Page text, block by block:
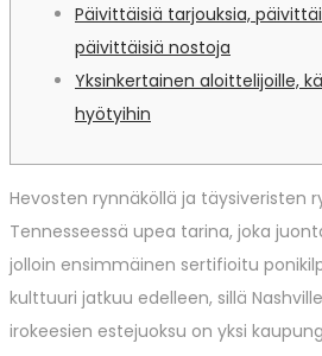
Päivittäisiä tarjouksia,
päivittäisiä nostoja
Yksinkertainen aloittelijoille,
hyötyihin
Hevosten rynnäköllä ja täysiveristen
Tennesseessä upea tarina, joka
jolloin ensimmäinen sertifioitu
kulttuuri jatkuu edelleen, sillä
irokeesien estejuoksu on yksi